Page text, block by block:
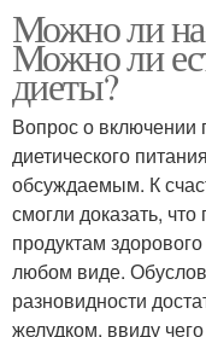
Можно ли на
Можно ли
диеты?
Вопрос о включении
диетического
обсуждаемым. К
смогли доказать,
продуктам
любом виде.
разновидности
желудком, ввиду